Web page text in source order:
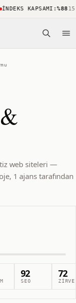
KAPSAMI:%88
web siteleri —
1 ajans tarafından
92
SEO
72
ZIRVE